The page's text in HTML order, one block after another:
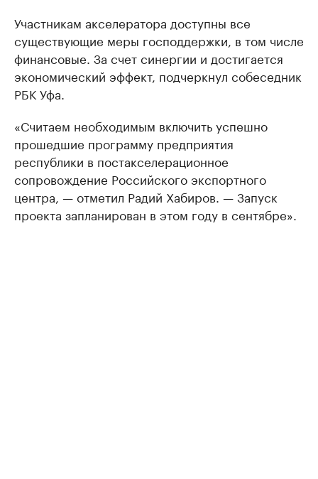
Участникам акселератора доступны все
существующие меры господдержки, в том числе
финансовые. За счет синергии и достигается
экономический эффект, подчеркнул собеседник
РБК Уфа.
«Считаем необходимым включить успешно
прошедшие программу предприятия
республики в постакселерационное
сопровождение Российского экспортного
центра, — отметил Радий Хабиров. — Запуск
проекта запланирован в этом году в сентябре».